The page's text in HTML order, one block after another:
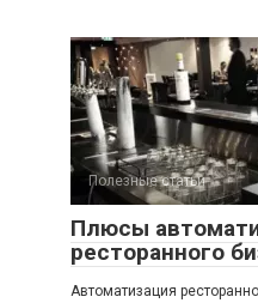
Полезные статьи
Плюсы
ресторанного
Автоматизация